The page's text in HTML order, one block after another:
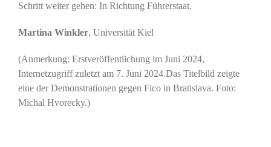
Schritt weiter gehen: In Richtung Führerstaat.
Martina Winkler, Universität Kiel
(Anmerkung: Erstveröffentlichung im Juni 2024,
Internetzugriff zuletzt am 7. Juni 2024.Das Titelbild zeigte
eine der Demonstrationen gegen Fico in Bratislava. Foto:
Michal Hvorecky.)